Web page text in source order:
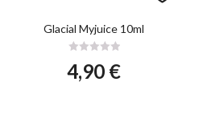
Glacial Myjuice 10ml
4,90 €